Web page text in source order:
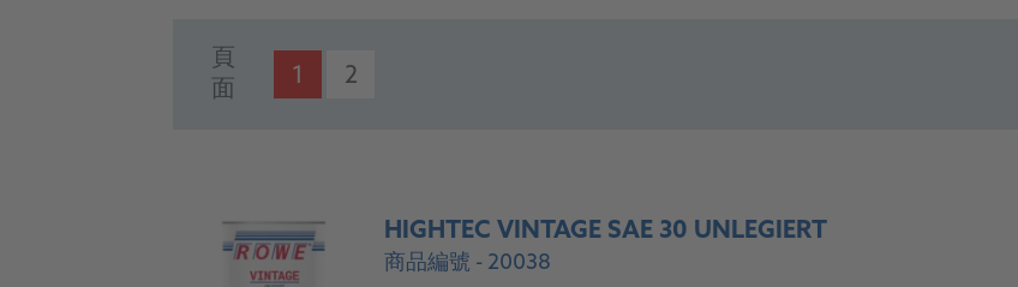
PRODUCTS
頁
面
1 2
HIGHTEC VINTAGE SAE 30 UNLEGIERT
商品編號 - 20038